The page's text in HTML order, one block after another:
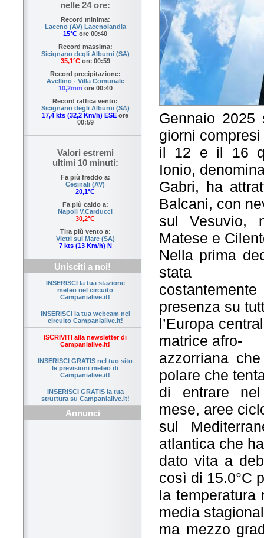
nelle 24 ore:
Record minima:
Laceno (AV) Lacenolandia
15°C ore 00:40
Record massima:
Sicignano degli Alburni (SA)
35,1°Core 00:59
Record precipitazione:
Avellino - Villa Comunale
10,2mm ore 00:40
Record raffica vento:
Sicignano degli Alburni (SA)
17,4 kts (32,2 Km/h) ESE ore
00:59
Valori estremi
ultimi 10 minuti:
Fa più freddo a:
Cesinali (AV)
20,1°C
Fa più caldo a:
Napoli V.Carducci
30,2°C
Tira più vento a:
Vietri sul Mare (SA)
7 kts (13 Km/h) N
Unisciti a noi!
INSERISCI la tua stazione
meteo nel circuito
Campanialive.it!
INSERISCI la tua webcam nel
circuito Campanialive.it!
ISCRIVITI alla newsletter di
Campanialive.it!
INSERISCI GRATIS nel tuo sito
le previsioni meteo di
Campanialive.it!
INSERISCI GRATIS la tua
struttura su Campanialive.it!
Annunci
Gennaio
giorni compresi
il 12 e il 16
Ionio,
Gabri, ha
Balcani, con
sul Vesuvio,
Matese e
Nella prima
stata
presenza su
l’Europa
matrice afro-
azzorriana
polare che
di entrare nel
mese, aree
sul
atlantica che
dato vita a
così di 15.0°C
la temperatura
media
ma mezzo